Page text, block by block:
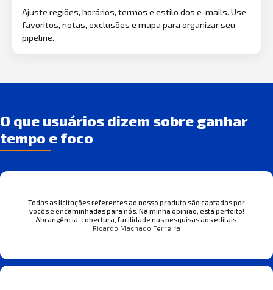
Ajuste regiões, horários, termos e estilo dos e-mails. Use
favoritos, notas, exclusões e mapa para organizar seu
pipeline.
O que usuários dizem sobre ganhar
tempo e foco
Todas as licitações referentes ao nosso produto são captadas por
vocês e encaminhadas para nós. Na minha opinião, está perfeito!
Abrangência, cobertura, facilidade nas pesquisas aos editais.
Ricardo Machado Ferreira